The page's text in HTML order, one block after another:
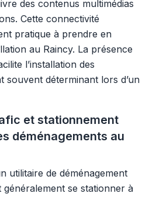
des contenus multimédias
Cette connectivité
pratique à prendre en
au Raincy. La présence
l’installation des
souvent déterminant lors d’un
et stationnement
déménagements au
utilitaire de déménagement
se stationner à